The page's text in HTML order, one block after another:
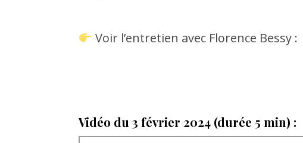
Voir l’entretien avec Florence Bessy :
Vidéo du 3 février 2024 (durée 5 min) :